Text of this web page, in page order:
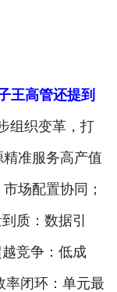
王高管还提到
组织变革，打
准服务高产值
场配置协同；
质：数据引
竞争：低成
率闭环：单元最